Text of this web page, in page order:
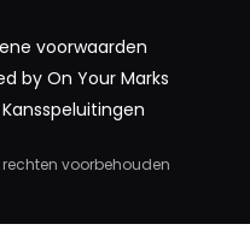
voorwaarden
by On Your Marks
Kansspeluitingen
voorbehouden